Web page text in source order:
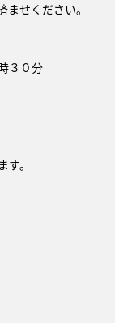
せください。
３０分
。